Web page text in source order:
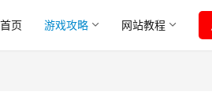
首页 游戏攻略 网站教程